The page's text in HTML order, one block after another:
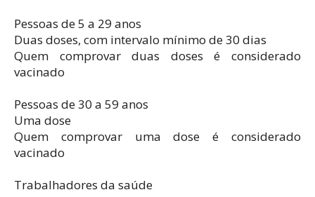
Pessoas de 5 a 29 anos
Duas doses, com intervalo mínimo de 30 dias
Quem comprovar duas doses é considerado
vacinado
Pessoas de 30 a 59 anos
Uma dose
Quem comprovar uma dose é considerado
vacinado
Trabalhadores da saúde